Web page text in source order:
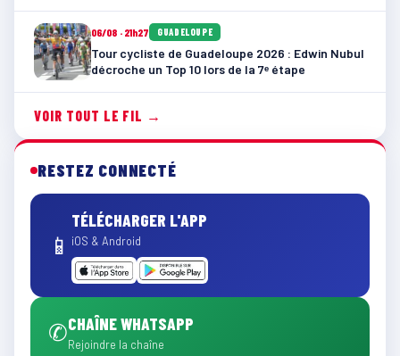
06/08 · 21h27 GUADELOUPE
Tour cycliste de Guadeloupe 2026 : Edwin Nubul
décroche un Top 10 lors de la 7ᵉ étape
VOIR TOUT LE FIL →
RESTEZ CONNECTÉ
📱
TÉLÉCHARGER L'APP
iOS & Android
✆CHAÎNE WHATSAPP
Rejoindre la chaîne